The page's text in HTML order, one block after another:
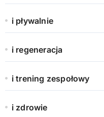
i pływalnie
i regeneracja
i trening zespołowy
i zdrowie